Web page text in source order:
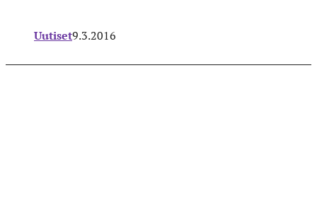
Uutiset9.3.2016